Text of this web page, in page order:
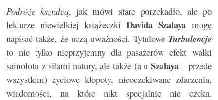
Podróże kształcą, jak mówi stare porzekadło, ale po
lekturze niewielkiej książeczki Davida Szalaya mogę
napisać także, że uczą uważności. Tytułowe Turbulencje
to nie tylko nieprzyjemny dla pasażerów efekt walki
samolotu z siłami natury, ale także (a u Szalaya– przede
wszystkim) życiowe kłopoty, nieoczekiwane zdarzenia,
wiadomości, na które nikt specjalnie nie czeka.